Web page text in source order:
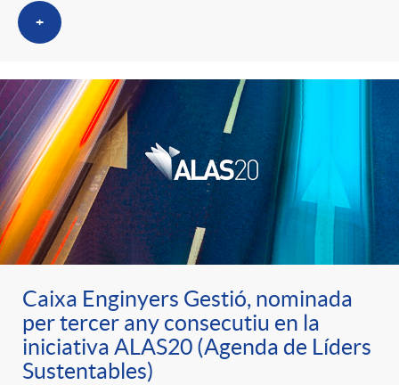
i
n
g
u
t
s
+
Caixa Enginyers Gestió, nominada
per tercer any consecutiu en la
iniciativa ALAS20 (Agenda de Líders
Sustentables)